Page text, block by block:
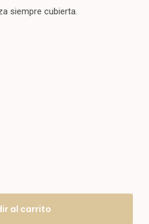
siempre cubierta.
al carrito